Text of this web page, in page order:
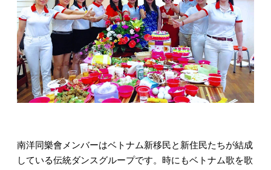
南洋同樂會メンバーはベトナム新移民と新住民たちが結成
している伝統ダンスグループです。時にもベトナム歌を歌